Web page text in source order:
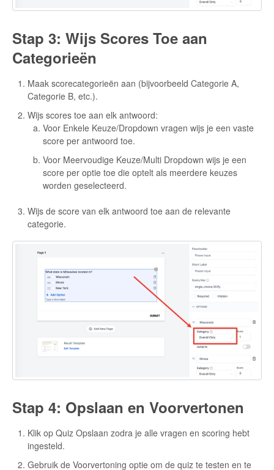
Stap 3: Wijs Scores Toe aan
Categorieën
Maak scorecategorieën aan (bijvoorbeeld Categorie A,
Categorie B, etc.).
Wijs scores toe aan elk antwoord:
Voor Enkele Keuze/Dropdown vragen wijs je een vaste
score per antwoord toe.
Voor Meervoudige Keuze/Multi Dropdown wijs je een
score per optie toe die optelt als meerdere keuzes
worden geselecteerd.
Wijs de score van elk antwoord toe aan de relevante
categorie.
Stap 4: Opslaan en Voorvertonen
Klik op Quiz Opslaan zodra je alle vragen en scoring hebt
ingesteld.
Gebruik de Voorvertoning optie om de quiz te testen en te